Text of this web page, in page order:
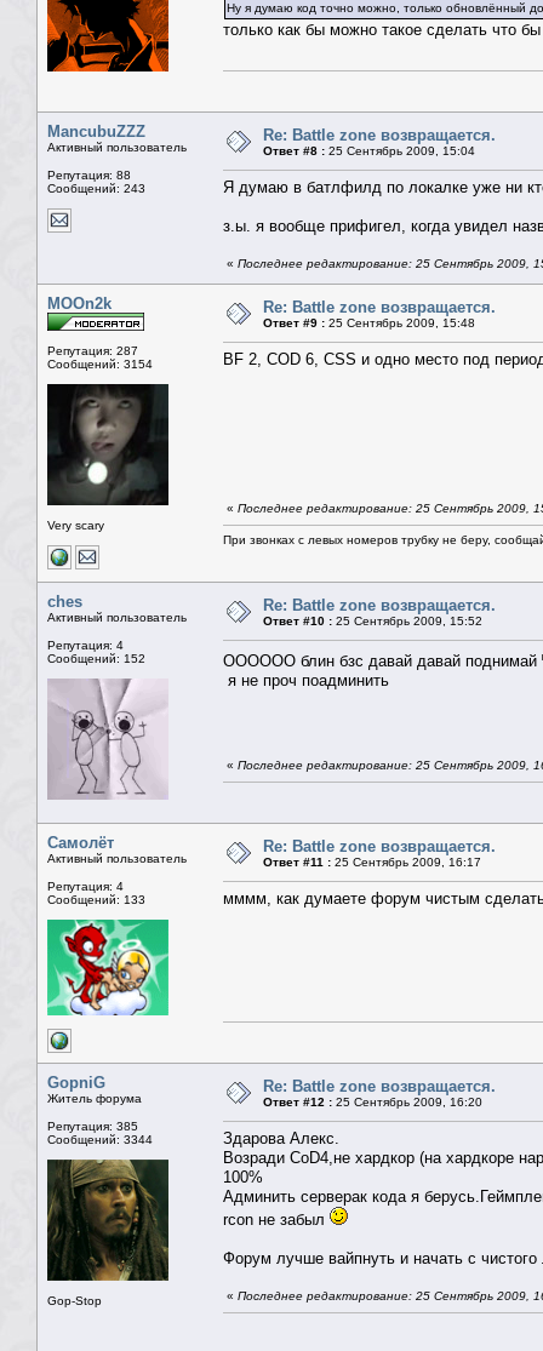
Ну я думаю код точно можно, только обновлённый
только как бы можно такое сделать что
MancubuZZZ
Активный пользователь
Репутация: 88
Сообщений: 243
Re: Battle zone возвращается.
Ответ #8 : 25 Сентябрь 2009, 15:04
Я думаю в батлфилд по локалке уже ни
з.ы. я вообще прифигел, когда увидел
« Последнее редактирование: 25 Сентябрь 2009,
MOOn2k
Репутация: 287
Сообщений: 3154
Very scary
Re: Battle zone возвращается.
Ответ #9 : 25 Сентябрь 2009, 15:48
BF 2, COD 6, CSS и одно место под
« Последнее редактирование: 25 Сентябрь 2009,
При звонках с левых номеров трубку не беру,
ches
Активный пользователь
Репутация: 4
Сообщений: 152
Re: Battle zone возвращается.
Ответ #10 : 25 Сентябрь 2009, 15:52
ОООООО блин бзс давай давай поднимай
я не проч поадминить
« Последнее редактирование: 25 Сентябрь 2009,
Самолёт
Активный пользователь
Репутация: 4
Сообщений: 133
Re: Battle zone возвращается.
Ответ #11 : 25 Сентябрь 2009, 16:17
мммм, как думаете форум чистым
GopniG
Житель форума
Репутация: 385
Сообщений: 3344
Gop-Stop
Re: Battle zone возвращается.
Ответ #12 : 25 Сентябрь 2009, 16:20
Здарова Алекс.
Возради СoD4,не хардкор (на хардкоре
100%
Админить серверак кода я
rcon не забыл
Форум лучше вайпнуть и начать с чистого
« Последнее редактирование: 25 Сентябрь 2009,